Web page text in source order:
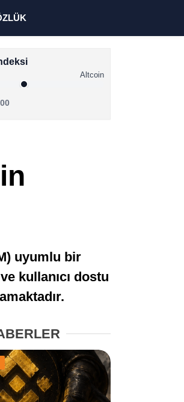
Stablecoin Haberleri
Facebook
Altcoin
uyumlu bir
kullanıcı dostu